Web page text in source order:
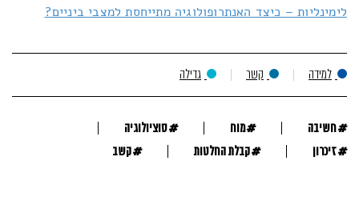
לימינליות – כיצד האנתרופולוגיה מתייחסת למצבי ביניים?
למידה קשר גדילה
#חשיבה #מוח #סוציולוגיה
#זיכרון #קבלת החלטות #קשב